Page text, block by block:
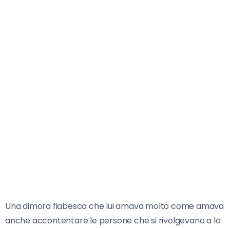
Una dimora fiabesca che lui amava molto come amava
anche accontentare le persone che si rivolgevano a la